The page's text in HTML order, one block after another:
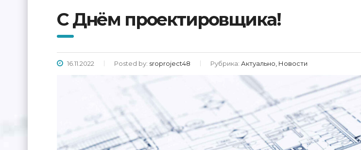
С Днём проектировщика!
16.11.2022 Posted by: sroproject48 Рубрика: Актуально, Новости